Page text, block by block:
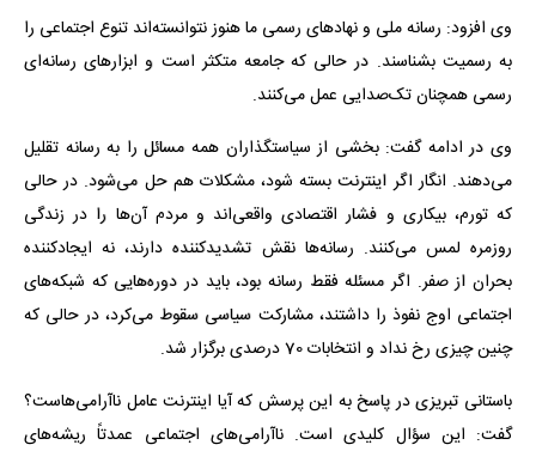
وی افزود: رسانه ملی و نهادهای رسمی ما هنوز نتوانسته‌اند تنوع اجتماعی را
به رسمیت بشناسند. در حالی که جامعه متکثر است و ابزارهای رسانه‌ای
رسمی همچنان تک‌صدایی عمل می‌کنند.
وی در ادامه گفت: بخشی از سیاستگذاران همه مسائل را به رسانه تقلیل
می‌دهند. انگار اگر اینترنت بسته شود، مشکلات هم حل می‌شود. در حالی
که تورم، بیکاری و فشار اقتصادی واقعی‌اند و مردم آن‌ها را در زندگی
روزمره لمس می‌کنند. رسانه‌ها نقش تشدیدکننده دارند، نه ایجادکننده
بحران از صفر. اگر مسئله فقط رسانه بود، باید در دوره‌هایی که شبکه‌های
اجتماعی اوج نفوذ را داشتند، مشارکت سیاسی سقوط می‌کرد، در حالی که
چنین چیزی رخ نداد و انتخابات 70 درصدی برگزار شد.
باستانی تبریزی در پاسخ به این پرسش که آیا اینترنت عامل ناآرامی‌هاست؟
گفت: این سؤال کلیدی است. ناآرامی‌های اجتماعی عمدتاً ریشه‌های